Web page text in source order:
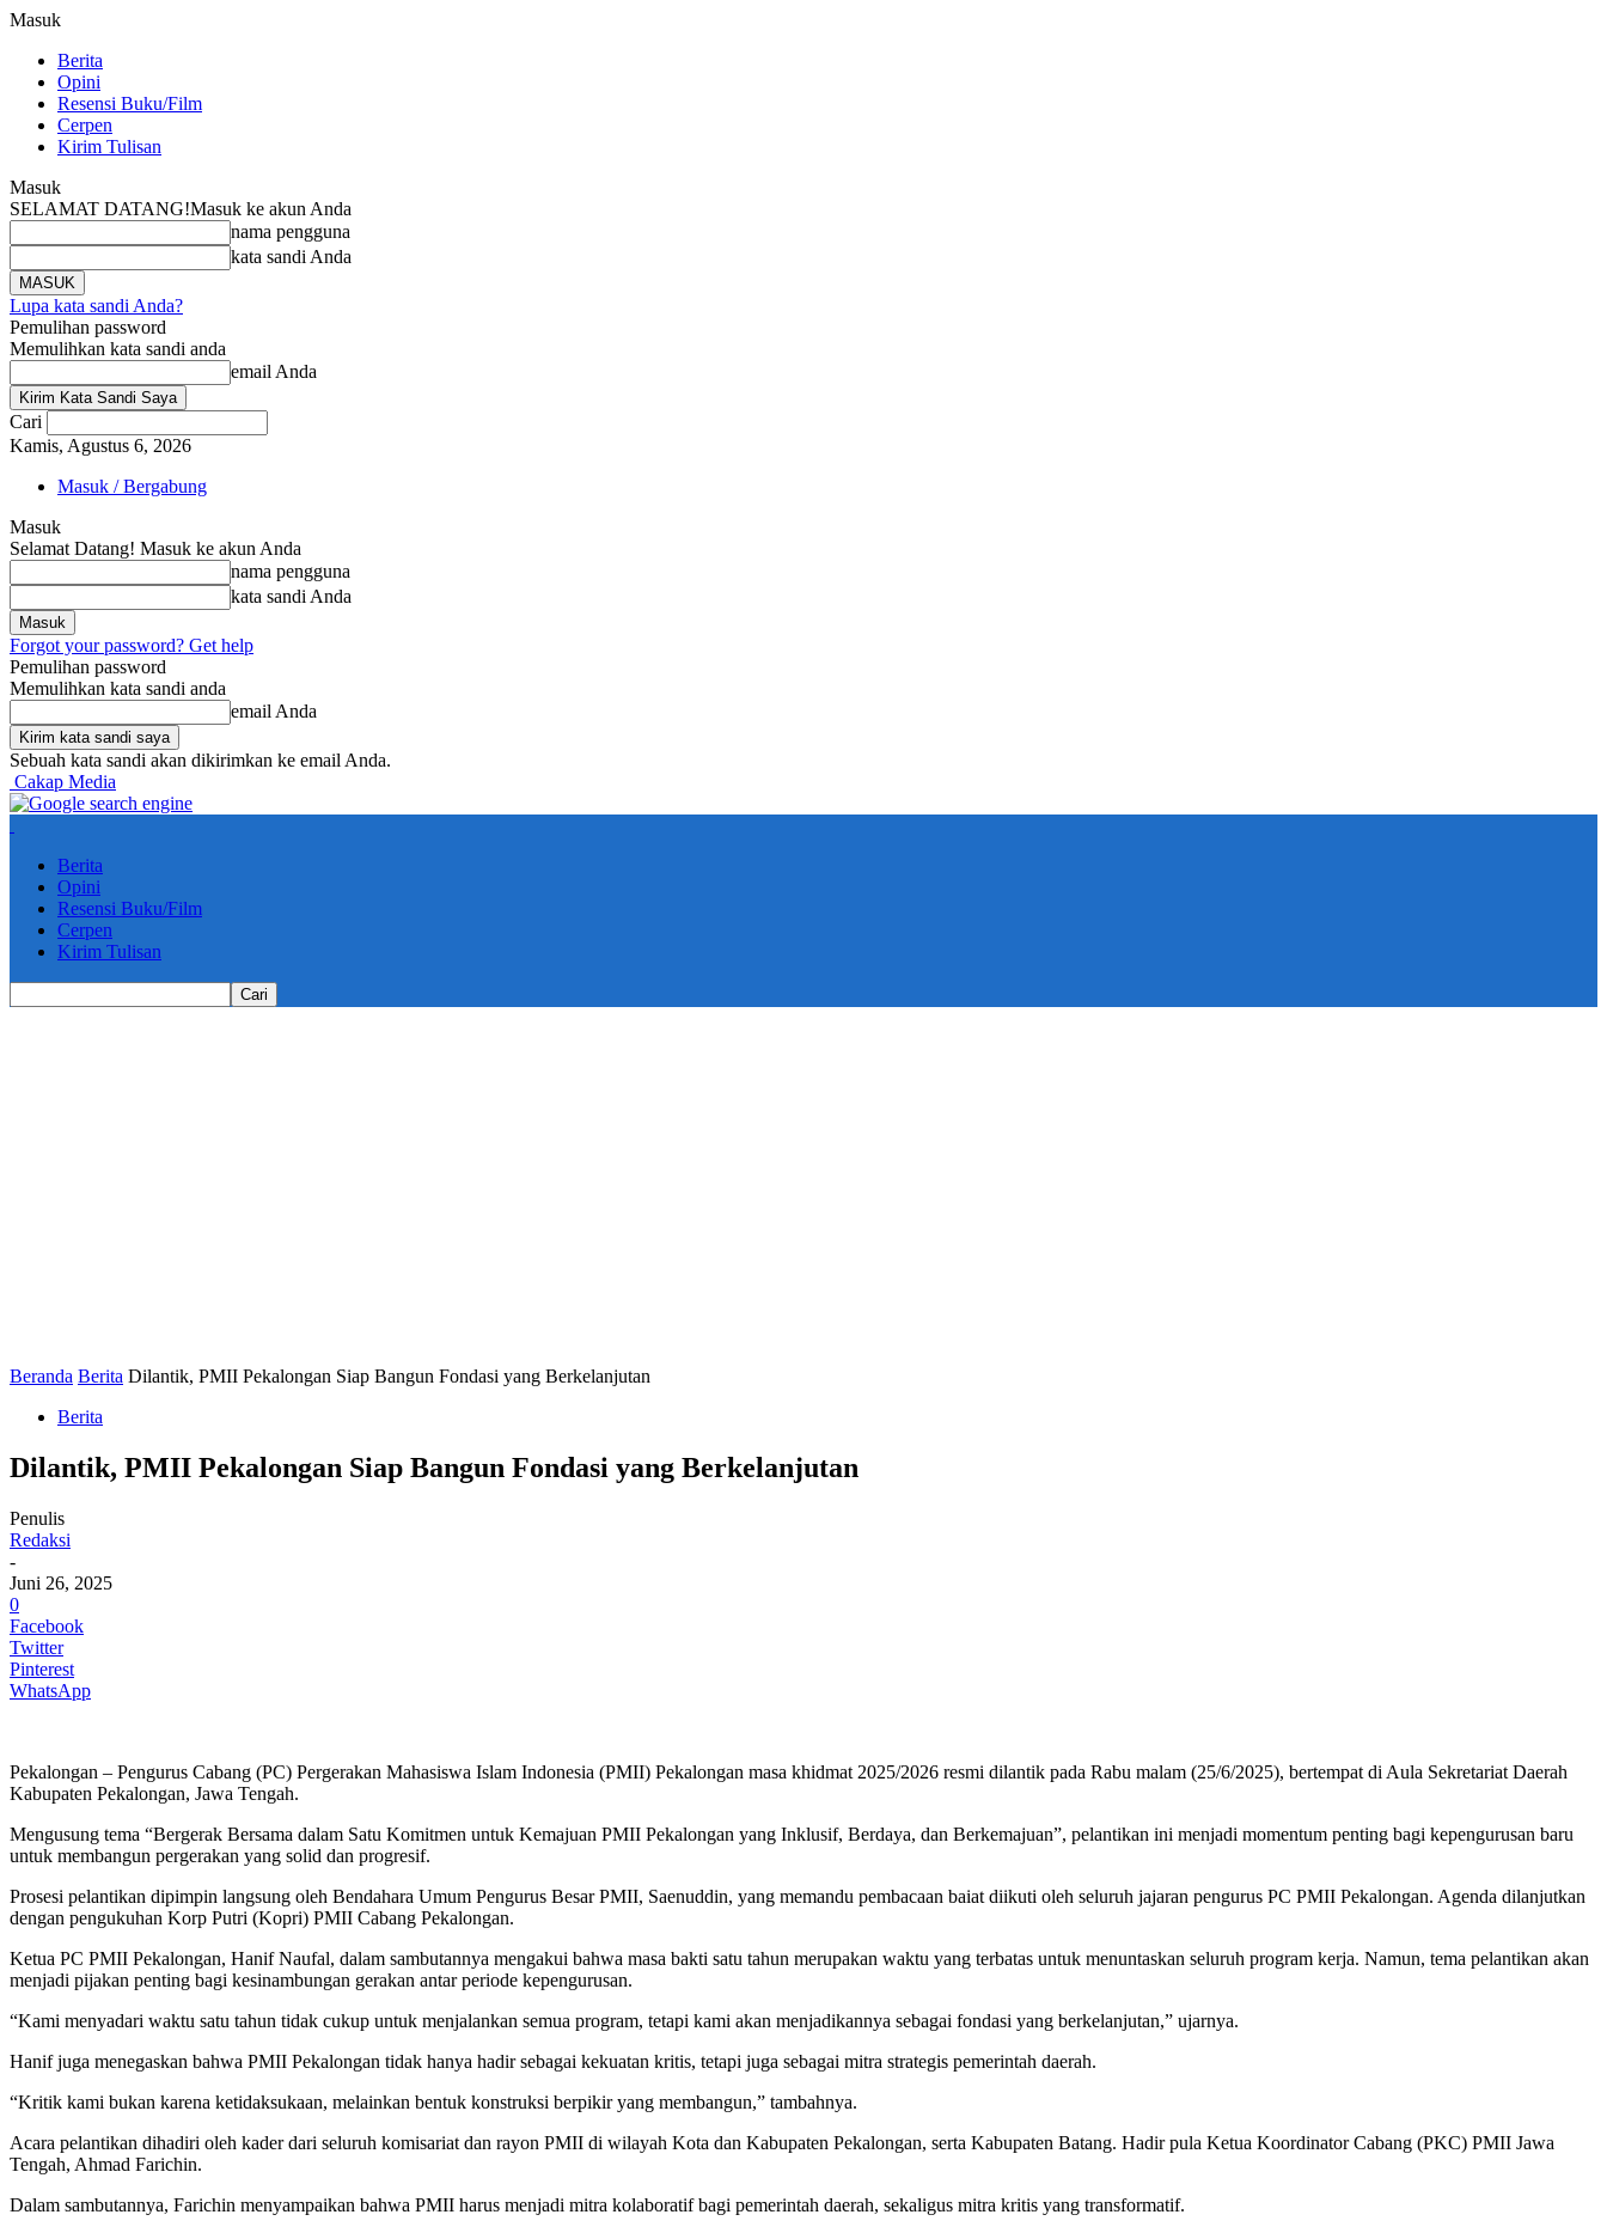
Masuk
Berita
Opini
Resensi Buku/Film
Cerpen
Kirim Tulisan
Masuk
SELAMAT DATANG!Masuk ke akun Anda
nama pengguna
kata sandi Anda
Lupa kata sandi Anda?
Pemulihan password
Memulihkan kata sandi anda
email Anda
Cari
Kamis, Agustus 6, 2026
Masuk / Bergabung
Masuk
Selamat Datang! Masuk ke akun Anda
nama pengguna
kata sandi Anda
Forgot your password? Get help
Pemulihan password
Memulihkan kata sandi anda
email Anda
Sebuah kata sandi akan dikirimkan ke email Anda.
Cakap Media
Berita
Opini
Resensi Buku/Film
Cerpen
Kirim Tulisan
Beranda Berita Dilantik, PMII Pekalongan Siap Bangun Fondasi yang Berkelanjutan
Berita
Dilantik, PMII Pekalongan Siap Bangun Fondasi yang Berkelanjutan
Penulis
Redaksi
-
Juni 26, 2025
0
Facebook
Twitter
Pinterest
WhatsApp
Pekalongan – Pengurus Cabang (PC) Pergerakan Mahasiswa Islam Indonesia (PMII) Pekalongan masa khidmat 2025/2026 resmi dilantik pada Rabu malam (25/6/2025), bertempat di Aula Sekretariat Daerah
Kabupaten Pekalongan, Jawa Tengah.
Mengusung tema “Bergerak Bersama dalam Satu Komitmen untuk Kemajuan PMII Pekalongan yang Inklusif, Berdaya, dan Berkemajuan”, pelantikan ini menjadi momentum penting bagi kepengurusan baru
untuk membangun pergerakan yang solid dan progresif.
Prosesi pelantikan dipimpin langsung oleh Bendahara Umum Pengurus Besar PMII, Saenuddin, yang memandu pembacaan baiat diikuti oleh seluruh jajaran pengurus PC PMII Pekalongan. Agenda dilanjutkan
dengan pengukuhan Korp Putri (Kopri) PMII Cabang Pekalongan.
Ketua PC PMII Pekalongan, Hanif Naufal, dalam sambutannya mengakui bahwa masa bakti satu tahun merupakan waktu yang terbatas untuk menuntaskan seluruh program kerja. Namun, tema pelantikan akan
menjadi pijakan penting bagi kesinambungan gerakan antar periode kepengurusan.
“Kami menyadari waktu satu tahun tidak cukup untuk menjalankan semua program, tetapi kami akan menjadikannya sebagai fondasi yang berkelanjutan,” ujarnya.
Hanif juga menegaskan bahwa PMII Pekalongan tidak hanya hadir sebagai kekuatan kritis, tetapi juga sebagai mitra strategis pemerintah daerah.
“Kritik kami bukan karena ketidaksukaan, melainkan bentuk konstruksi berpikir yang membangun,” tambahnya.
Acara pelantikan dihadiri oleh kader dari seluruh komisariat dan rayon PMII di wilayah Kota dan Kabupaten Pekalongan, serta Kabupaten Batang. Hadir pula Ketua Koordinator Cabang (PKC) PMII Jawa
Tengah, Ahmad Farichin.
Dalam sambutannya, Farichin menyampaikan bahwa PMII harus menjadi mitra kolaboratif bagi pemerintah daerah, sekaligus mitra kritis yang transformatif.